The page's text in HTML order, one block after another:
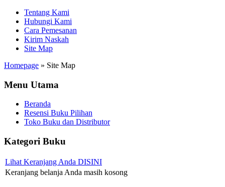
Tentang Kami
Hubungi Kami
Cara Pemesanan
Kirim Naskah
Site Map
Homepage » Site Map
Menu Utama
Beranda
Resensi Buku Pilihan
Toko Buku dan Distributor
Kategori Buku
Lihat Keranjang Anda DISINI
Keranjang belanja Anda masih kosong